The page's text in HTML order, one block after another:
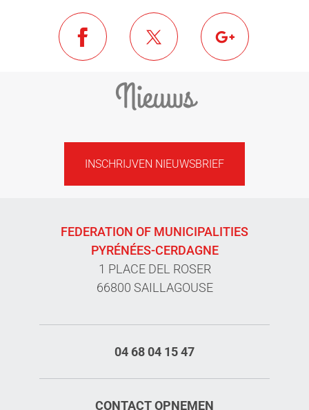
Nieuws
INSCHRIJVEN NIEUWSBRIEF
FEDERATION OF MUNICIPALITIES
PYRÉNÉES-CERDAGNE
1 PLACE DEL ROSER
66800 SAILLAGOUSE
04 68 04 15 47
CONTACT OPNEMEN